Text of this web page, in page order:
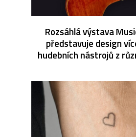
Rozsáhlá výstava
představuje design
hudebních nástrojů z